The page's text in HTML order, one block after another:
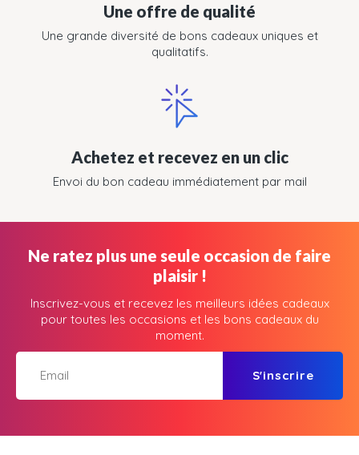
Une offre de qualité
Une grande diversité de bons cadeaux uniques et
qualitatifs.
Achetez et recevez en un clic
Envoi du bon cadeau immédiatement par mail
Ne ratez plus une seule occasion de faire
plaisir !
Inscrivez-vous et recevez les meilleurs idées cadeaux
pour toutes les occasions et les bons cadeaux du
moment.
S'inscrire